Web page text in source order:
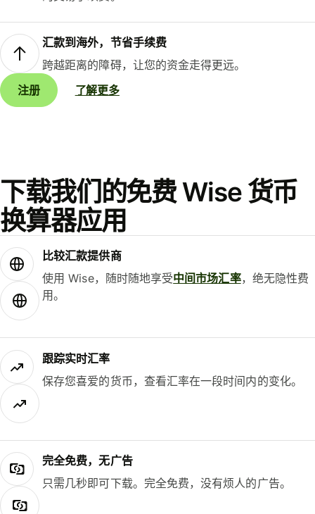
汇款到海外，节省手续费
跨越距离的障碍，让您的资金走得更远。
注册
了解更多
下载我们的免费 Wise 货币
换算器应用
比较汇款提供商
使用 Wise，随时随地享受中间市场汇率，绝无隐性费
用。
跟踪实时汇率
保存您喜爱的货币，查看汇率在一段时间内的变化。
完全免费，无广告
只需几秒即可下载。完全免费，没有烦人的广告。